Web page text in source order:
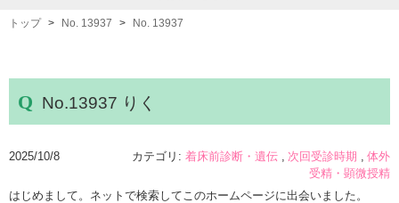
トップ No. 13937 No. 13937
No.13937 りく
カテゴリ: 着床前診断・遺伝 次回受診時期
体外
受精・顕微授精
2025/10/8
はじめまして。ネットで検索してこのホームページに出会いました。